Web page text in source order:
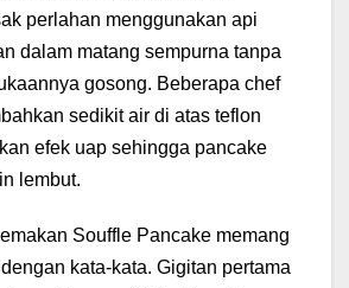
perlahan menggunakan api
dalam matang sempurna tanpa
gosong. Beberapa chef
sedikit air di atas teflon
efek uap sehingga pancake
lembut.
Souffle Pancake memang
kata-kata. Gigitan pertama